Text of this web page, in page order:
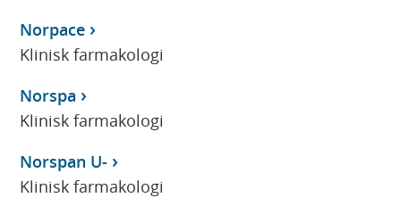
Norpace
Klinisk farmakologi
Norspa
Klinisk farmakologi
Norspan U-
Klinisk farmakologi